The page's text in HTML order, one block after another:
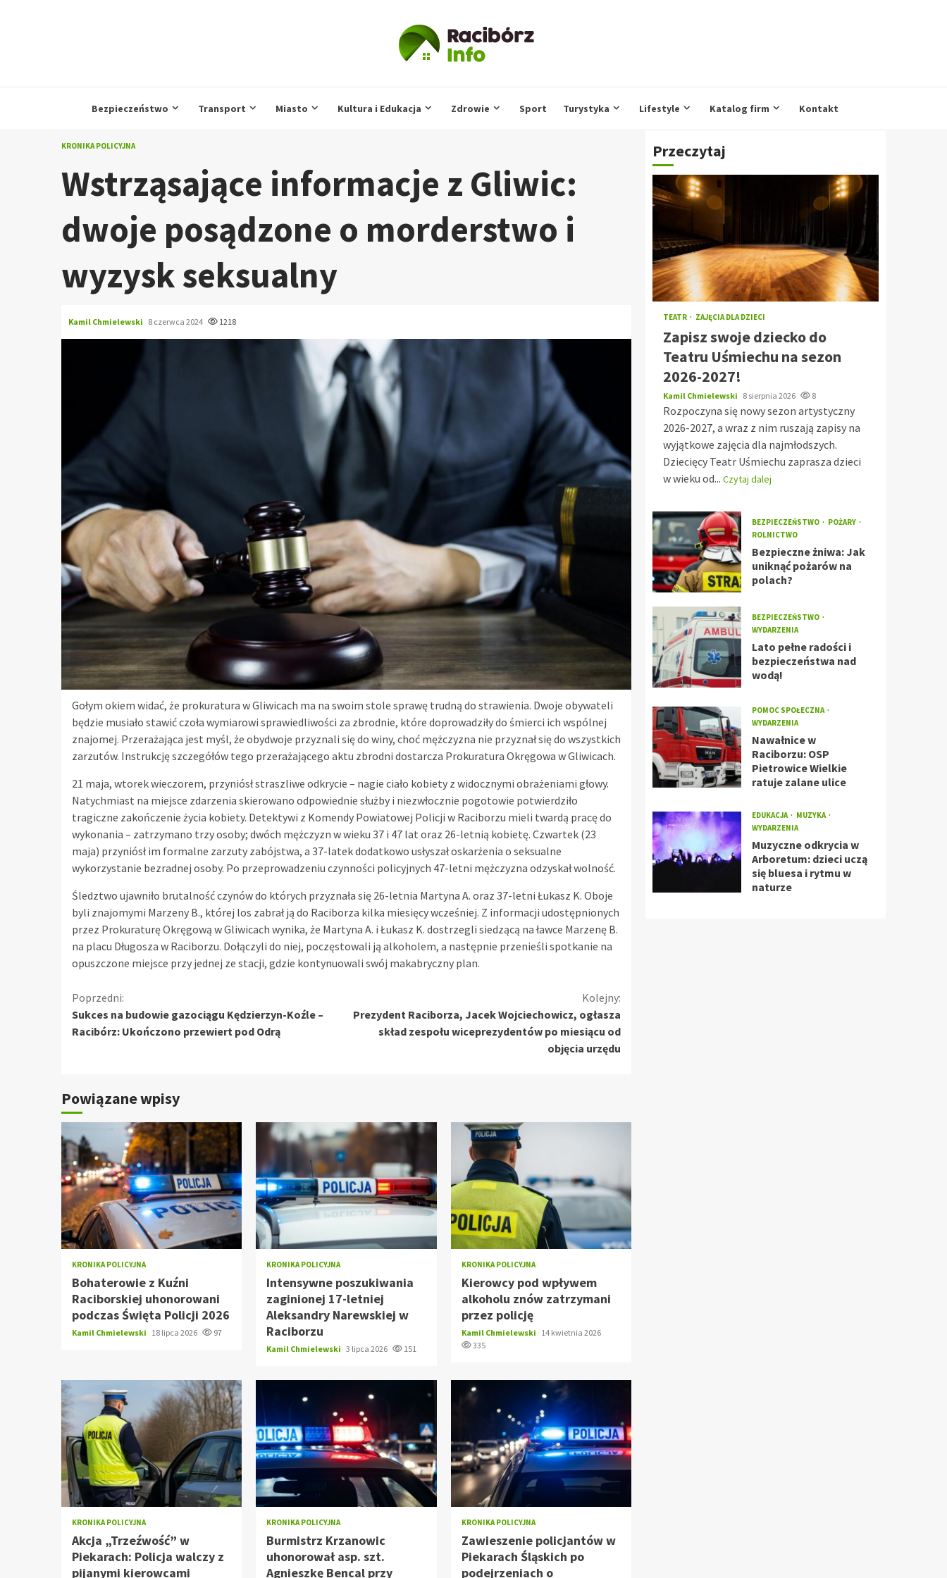
Bezpieczeństwo Transport Miasto Kultura i Edukacja Zdrowie Sport Turystyka Lifestyle Katalog firm Kontakt
KRONIKA POLICYJNA
Wstrząsające informacje z Gliwic:
dwoje posądzone o morderstwo i
wyzysk seksualny
Kamil Chmielewski 8 czerwca 2024 1218
Gołym okiem widać, że prokuratura w Gliwicach ma na swoim stole sprawę trudną do strawienia. Dwoje obywateli
będzie musiało stawić czoła wymiarowi sprawiedliwości za zbrodnie, które doprowadziły do śmierci ich wspólnej
znajomej. Przerażająca jest myśl, że obydwoje przyznali się do winy, choć mężczyzna nie przyznał się do wszystkich
zarzutów. Instrukcję szczegółów tego przerażającego aktu zbrodni dostarcza Prokuratura Okręgowa w Gliwicach.
21 maja, wtorek wieczorem, przyniósł straszliwe odkrycie – nagie ciało kobiety z widocznymi obrażeniami głowy.
Natychmiast na miejsce zdarzenia skierowano odpowiednie służby i niezwłocznie pogotowie potwierdziło
tragiczne zakończenie życia kobiety. Detektywi z Komendy Powiatowej Policji w Raciborzu mieli twardą pracę do
wykonania – zatrzymano trzy osoby; dwóch mężczyzn w wieku 37 i 47 lat oraz 26-letnią kobietę. Czwartek (23
maja) przyniósł im formalne zarzuty zabójstwa, a 37-latek dodatkowo usłyszał oskarżenia o seksualne
wykorzystanie bezradnej osoby. Po przeprowadzeniu czynności policyjnych 47-letni mężczyzna odzyskał wolność.
Śledztwo ujawniło brutalność czynów do których przyznała się 26-letnia Martyna A. oraz 37-letni Łukasz K. Oboje
byli znajomymi Marzeny B., której los zabrał ją do Raciborza kilka miesięcy wcześniej. Z informacji udostępnionych
przez Prokuraturę Okręgową w Gliwicach wynika, że Martyna A. i Łukasz K. dostrzegli siedzącą na ławce Marzenę B.
na placu Długosza w Raciborzu. Dołączyli do niej, poczęstowali ją alkoholem, a następnie przenieśli spotkanie na
opuszczone miejsce przy jednej ze stacji, gdzie kontynuowali swój makabryczny plan.
Kontynuuj
czytanie
Poprzedni:
Sukces na budowie gazociągu Kędzierzyn-Koźle –
Racibórz: Ukończono przewiert pod Odrą
Kolejny:
Prezydent Raciborza, Jacek Wojciechowicz, ogłasza
skład zespołu wiceprezydentów po miesiącu od
objęcia urzędu
Powiązane wpisy
KRONIKA POLICYJNA
Bohaterowie z Kuźni
Raciborskiej uhonorowani
podczas Święta Policji 2026
Kamil Chmielewski 18 lipca 2026 97
KRONIKA POLICYJNA
Intensywne poszukiwania
zaginionej 17-letniej
Aleksandry Narewskiej w
Raciborzu
Kamil Chmielewski 3 lipca 2026 151
KRONIKA POLICYJNA
Kierowcy pod wpływem
alkoholu znów zatrzymani
przez policję
Kamil Chmielewski 14 kwietnia 2026
335
KRONIKA POLICYJNA
Akcja „Trzeźwość” w
Piekarach: Policja walczy z
pijanymi kierowcami
KRONIKA POLICYJNA
Burmistrz Krzanowic
uhonorował asp. szt.
Agnieszkę Bencal przy
KRONIKA POLICYJNA
Zawieszenie policjantów w
Piekarach Śląskich po
podejrzeniach o
Przeczytaj
TEATR ZAJĘCIA DLA DZIECI
Zapisz swoje dziecko do
Teatru Uśmiechu na sezon
2026-2027!
Kamil Chmielewski 8 sierpnia 2026 8
Rozpoczyna się nowy sezon artystyczny
2026-2027, a wraz z nim ruszają zapisy na
wyjątkowe zajęcia dla najmłodszych.
Dziecięcy Teatr Uśmiechu zaprasza dzieci
w wieku od... Czytaj dalej
BEZPIECZEŃSTWO
POŻARY
ROLNICTWO
Bezpieczne żniwa: Jak
uniknąć pożarów na
polach?
BEZPIECZEŃSTWO
WYDARZENIA
Lato pełne radości i
bezpieczeństwa nad
wodą!
POMOC SPOŁECZNA
WYDARZENIA
Nawałnice w
Raciborzu: OSP
Pietrowice Wielkie
ratuje zalane ulice
EDUKACJA
MUZYKA
WYDARZENIA
Muzyczne odkrycia w
Arboretum: dzieci uczą
się bluesa i rytmu w
naturze